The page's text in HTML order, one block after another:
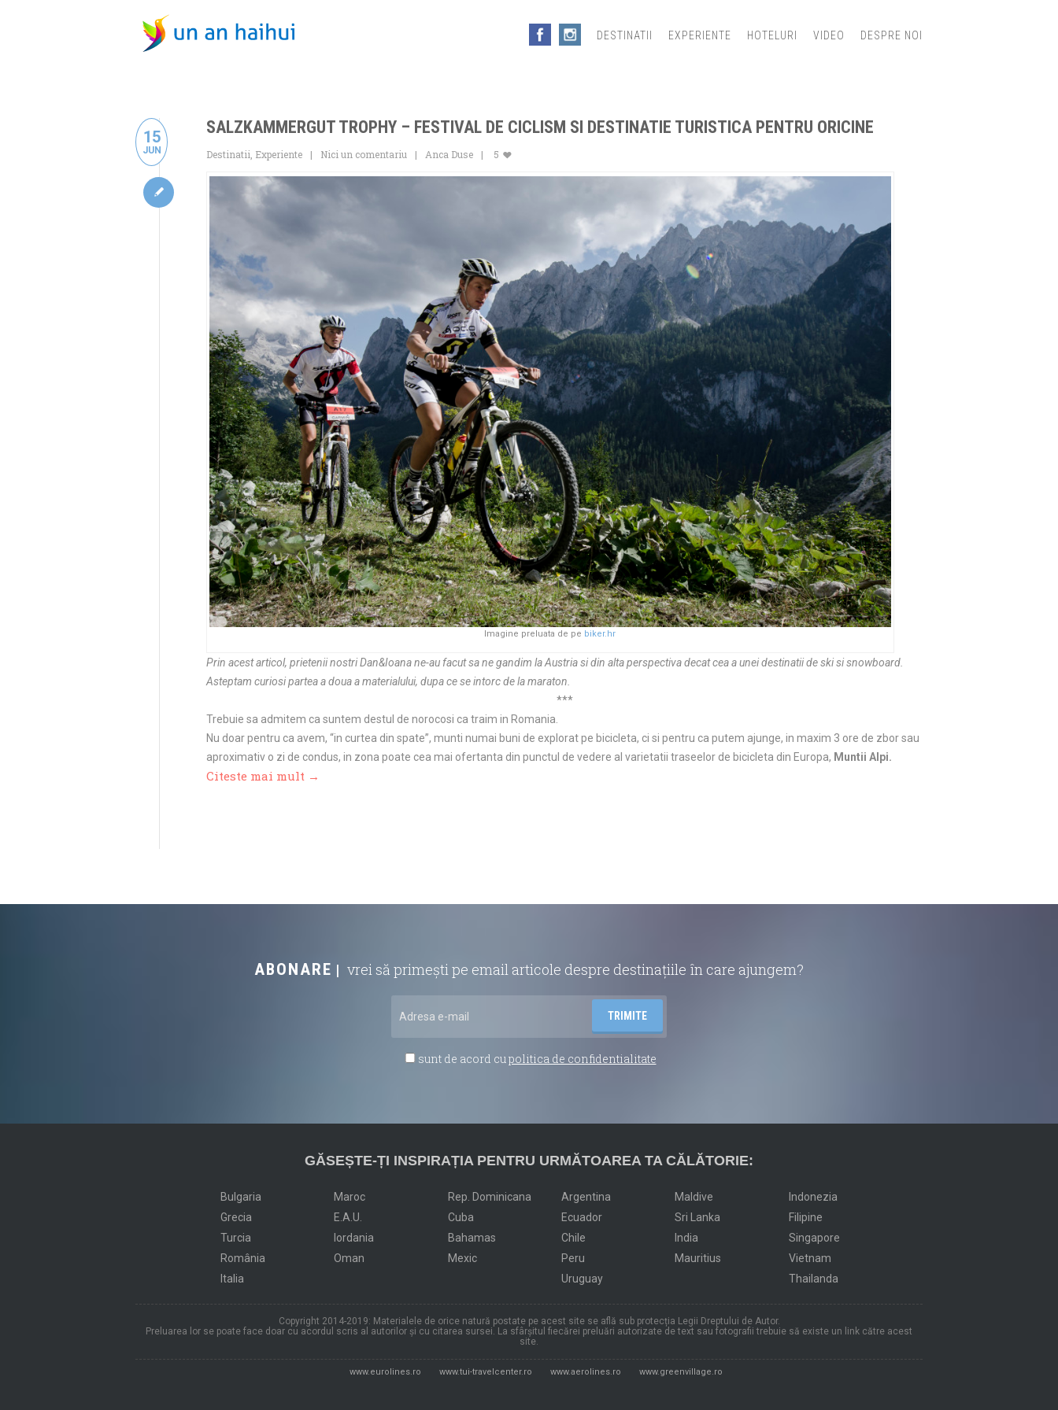
DESTINATII EXPERIENTE HOTELURI VIDEO DESPRE NOI
15
JUN
SALZKAMMERGUT TROPHY – FESTIVAL DE CICLISM SI DESTINATIE TURISTICA PENTRU ORICINE
Destinatii Experiente Nici un comentariu Anca Duse 5
Imagine preluata de pe biker.hr
Prin acest articol, prietenii nostri Dan&Ioana ne-au facut sa ne gandim la Austria si din alta perspectiva decat cea a unei destinatii de ski si snowboard.
Asteptam curiosi partea a doua a materialului, dupa ce se intorc de la maraton.
***
Trebuie sa admitem ca suntem destul de norocosi ca traim in Romania.
Nu doar pentru ca avem, “in curtea din spate”, munti numai buni de explorat pe bicicleta, ci si pentru ca putem ajunge, in maxim 3 ore de zbor sau
aproximativ o zi de condus, in zona poate cea mai ofertanta din punctul de vedere al varietatii traseelor de bicicleta din Europa, Muntii Alpi.
Citeste mai mult →
ABONARE vrei să primești pe email articole despre destinațiile în care ajungem?
sunt de acord cupolitica de confidentialitate
GĂSEȘTE-ȚI INSPIRAȚIA PENTRU URMĂTOAREA TA CĂLĂTORIE:
Bulgaria
Grecia
Turcia
România
Italia
Maroc
E.A.U.
Iordania
Oman
Rep. Dominicana
Cuba
Bahamas
Mexic
Argentina
Ecuador
Chile
Peru
Uruguay
Maldive
Sri Lanka
India
Mauritius
Indonezia
Filipine
Singapore
Vietnam
Thailanda
Copyright 2014-2019: Materialele de orice natură postate pe acest site se află sub protecția Legii Dreptului de Autor.
Preluarea lor se poate face doar cu acordul scris al autorilor și cu citarea sursei. La sfârșitul fiecărei preluări autorizate de text sau fotografii trebuie să existe un link către acest
site.
www.eurolines.ro www.tui-travelcenter.ro www.aerolines.ro www.greenvillage.ro